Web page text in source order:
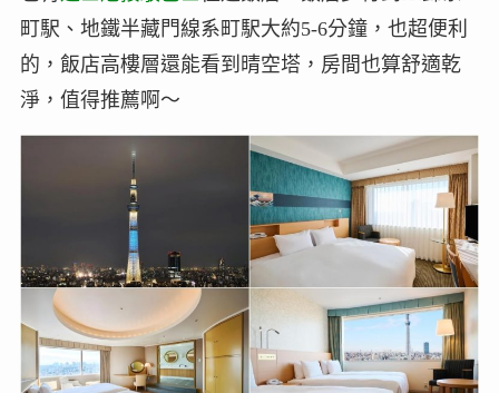
町駅、地鐵半藏門線系町駅大約5-6分鐘，也超便利
的，飯店高樓層還能看到晴空塔，房間也算舒適乾
淨，值得推薦啊～